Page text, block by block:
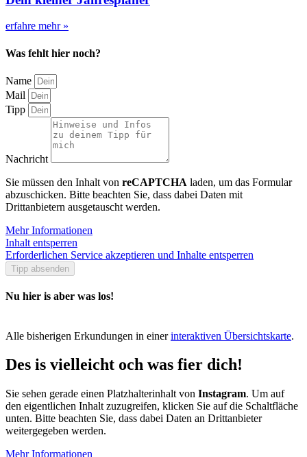
erfahre mehr »
Was fehlt hier noch?
Name
Mail
Tipp
Nachricht
Sie müssen den Inhalt von reCAPTCHA laden, um das Formular
abzuschicken. Bitte beachten Sie, dass dabei Daten mit
Drittanbietern ausgetauscht werden.
Mehr Informationen
Inhalt entsperren
Erforderlichen Service akzeptieren und Inhalte entsperren
Tipp absenden
Nu hier is aber was los!
Alle bisherigen Erkundungen in einerinteraktiven Übersichtskarte.
Des is vielleicht och was fier dich!
Sie sehen gerade einen Platzhalterinhalt von Instagram. Um auf
den eigentlichen Inhalt zuzugreifen, klicken Sie auf die Schaltfläche
unten. Bitte beachten Sie, dass dabei Daten an Drittanbieter
weitergegeben werden.
Mehr Informationen